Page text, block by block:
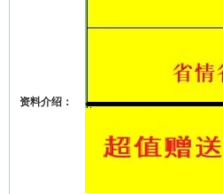
资料介绍：